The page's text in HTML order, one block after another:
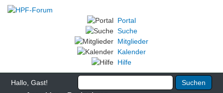
Portal
Suche
Mitglieder
Kalender
Hilfe
Hallo, Gast!